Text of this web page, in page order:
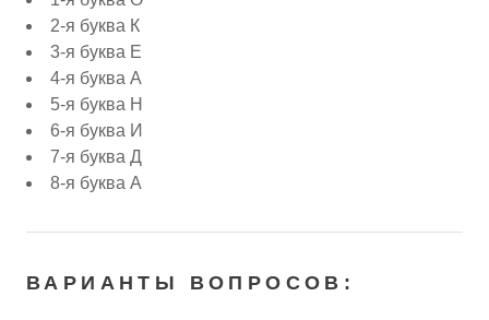
2-я буква К
3-я буква Е
4-я буква А
5-я буква Н
6-я буква И
7-я буква Д
8-я буква А
ВАРИАНТЫ ВОПРОСОВ: